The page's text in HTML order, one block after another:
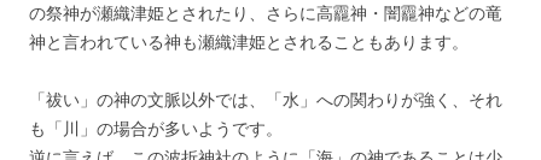
の祭神が瀬織津姫とされたり、さらに高龗神・闇龗神などの竜
神と言われている神も瀬織津姫とされることもあります。
「祓い」の神の文脈以外では、「水」への関わりが強く、それ
も「川」の場合が多いようです。